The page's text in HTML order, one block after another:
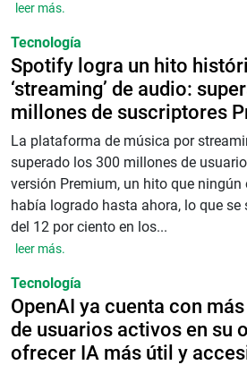
leer más.
Tecnología
Spotify logra un hito
‘streaming’ de audio:
millones de suscriptores
La plataforma de música por
superado los 300 millones de
versión Premium, un hito que
había logrado hasta ahora, lo que
del 12 por ciento en los...
leer más.
Tecnología
OpenAI ya cuenta con
de usuarios activos en su
ofrecer IA más útil y